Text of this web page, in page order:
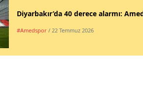
Diyarbakır’da 40 derece alarmı:
#Amedspor / 22 Temmuz 2026